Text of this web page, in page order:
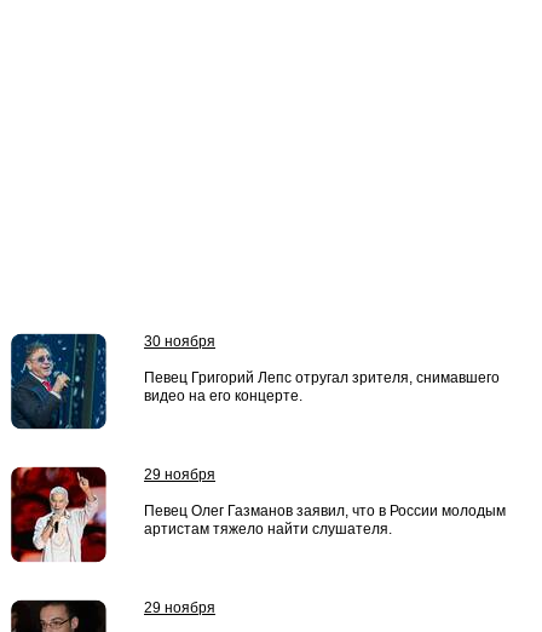
30 ноября
Певец Григорий Лепс отругал зрителя, снимавшего
видео на его концерте.
29 ноября
Певец Олег Газманов заявил, что в России молодым
артистам тяжело найти слушателя.
29 ноября